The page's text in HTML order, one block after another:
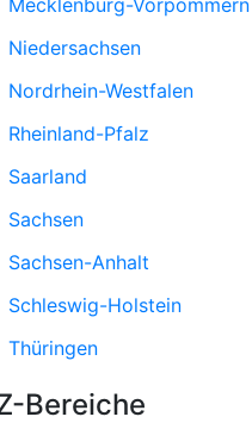
Mecklenburg-Vorpommern
Niedersachsen
Nordrhein-Westfalen
Rheinland-Pfalz
Saarland
Sachsen
Sachsen-Anhalt
Schleswig-Holstein
Thüringen
Bereiche